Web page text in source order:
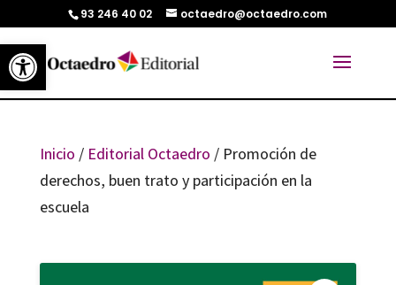
Abrir barra de herramientas
93 246 40 02 octaedro@octaedro.com
Inicio / Editorial Octaedro / Promoción de
derechos, buen trato y participación en la
escuela